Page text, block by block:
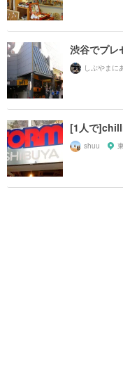
渋谷でプレ
しぶやまに
[1人で
shuu